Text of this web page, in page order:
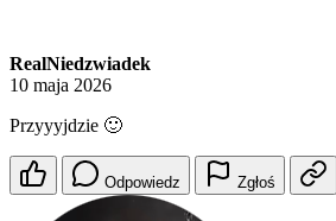
RealNiedzwiadek
10 maja 2026
Przyyyjdzie 🙂
Odpowiedz Zgłoś